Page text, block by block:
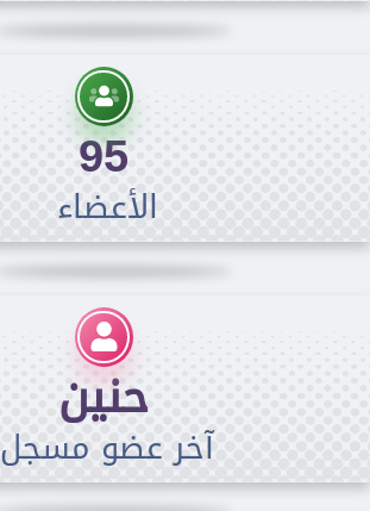
الأعضاء
95
آخر عضو مسجل
حنين